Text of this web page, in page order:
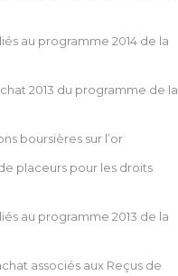
au programme 2014 de la
2013 du programme de la
boursières sur l’or
placeurs pour les droits
au programme 2013 de la
associés aux Reçus de